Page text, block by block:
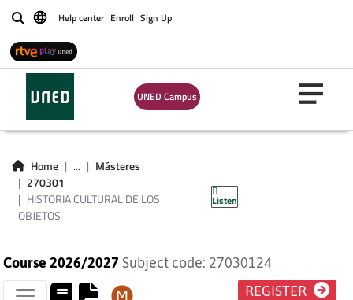
BuscarHelp center Enroll Sign Up
UNED Campus
Home ...
Másteres
270301
HISTORIA CULTURAL DE LOS
OBJETOS
Listen
HISTORIA CULTURAL
DE LOS OBJETOS
Course 2026/2027 Subject code: 27030124
REGISTER